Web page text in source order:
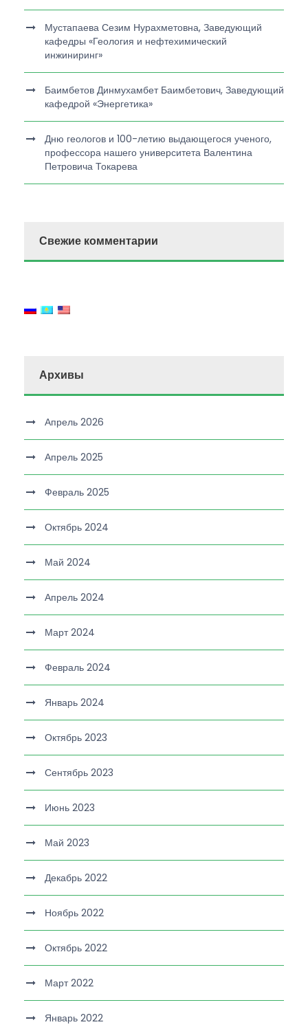
Мустапаева Сезим Нурахметовна, Заведующий
кафедры «Геология и нефтехимический
инжиниринг»
Баимбетов Динмухамбет Баимбетович, Заведующий
кафедрой «Энергетика»
Дню геологов и 100-летию выдающегося ученого,
профессора нашего университета Валентина
Петровича Токарева
Свежие комментарии
Архивы
Апрель 2026
Апрель 2025
Февраль 2025
Октябрь 2024
Май 2024
Апрель 2024
Март 2024
Февраль 2024
Январь 2024
Октябрь 2023
Сентябрь 2023
Июнь 2023
Май 2023
Декабрь 2022
Ноябрь 2022
Октябрь 2022
Март 2022
Январь 2022